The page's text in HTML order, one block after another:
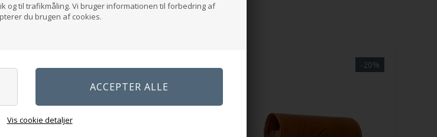
og til trafikmåling. Vi bruger informationen til forbedring af
du brugen af cookies.
Vis cookie detaljer